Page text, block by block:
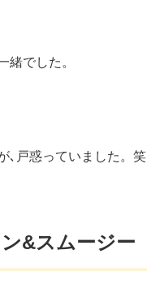
緒でした。
､戸惑っていました。笑
&スムージー